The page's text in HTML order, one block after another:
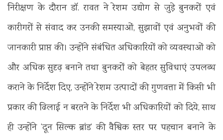
निरीक्षण के दौरान डॉ. रावत ने रेशम उद्योग से जुड़े बुनकरों एवं
कारीगरों से संवाद कर उनकी समस्याओं, सुझावों एवं अनुभवों की
जानकारी प्राप्त की। उन्होंने संबंधित अधिकारियों को व्यवस्थाओं को
और अधिक सुदृढ़ बनाने तथा बुनकरों को बेहतर सुविधाएं उपलब्ध
कराने के निर्देश दिए, उन्होंने रेशम उत्पादों की गुणवत्ता में किसी भी
प्रकार की ढिलाई न बरतने के निर्देश भी अधिकारियों को दिये, साथ
ही उन्होंने ‘दून सिल्क ब्रांड’ की वैश्विक स्तर पर पहचान बनाने के